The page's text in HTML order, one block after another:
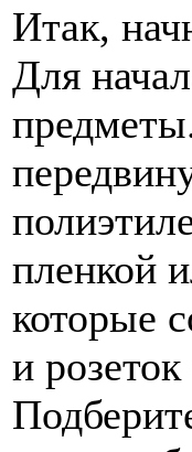
Итак,
Для
пленкой
которые
и